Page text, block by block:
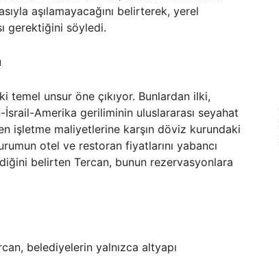
aşılamayacağını belirterek, yerel
gerektiğini söyledi.
temel unsur öne çıkıyor. Bunlardan ilki,
İsrail-Amerika geriliminin uluslararası seyahat
işletme maliyetlerine karşın döviz kurundaki
otel ve restoran fiyatlarını yabancı
belirten Tercan, bunun rezervasyonlara
belediyelerin yalnızca altyapı